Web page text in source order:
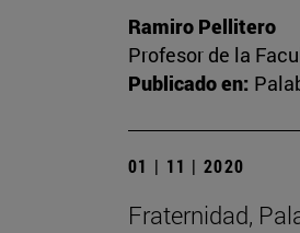
Ramiro Pellitero
Profesor de la
Publicado en:
01 | 11 | 2020
Fraternidad,